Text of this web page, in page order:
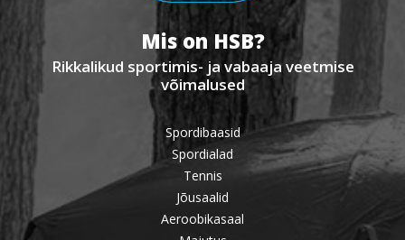
Mis on HSB?
Rikkalikud sportimis- ja vabaaja veetmise
võimalused
Spordibaasid
Spordialad
Tennis
Jõusaalid
Aeroobikasaal